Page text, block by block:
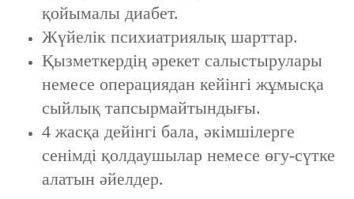
қойымалы диабет.
Жүйелік психиатриялық шарттар.
Қызметкердің әрекет салыстырулары
немесе операциядан кейінгі жұмысқа
сыйлық тапсырмайтындығы.
4 жасқа дейінгі бала, әкімшілерге
сенімді қолдаушылар немесе өгу-сүтке
алатын әйелдер.